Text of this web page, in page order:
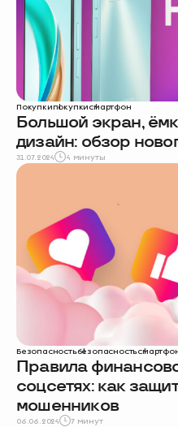
Покупкипокупкисмартфон
Большой экран,
дизайн: обзор
31.07.2024 4 минуты
Безопасностьбезопасность
Правила
соцсетях: как
мошенников
06.06.2024 7 минут